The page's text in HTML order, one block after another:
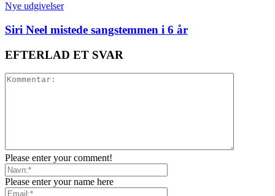
Nye udgivelser
Siri Neel mistede sangstemmen i 6 år
EFTERLAD ET SVAR
Please enter your comment!
Please enter your name here